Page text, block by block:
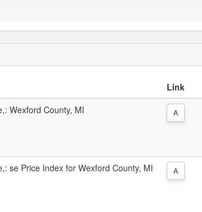
Link
Wexford County, MI A
se Price Index for Wexford County, MI A